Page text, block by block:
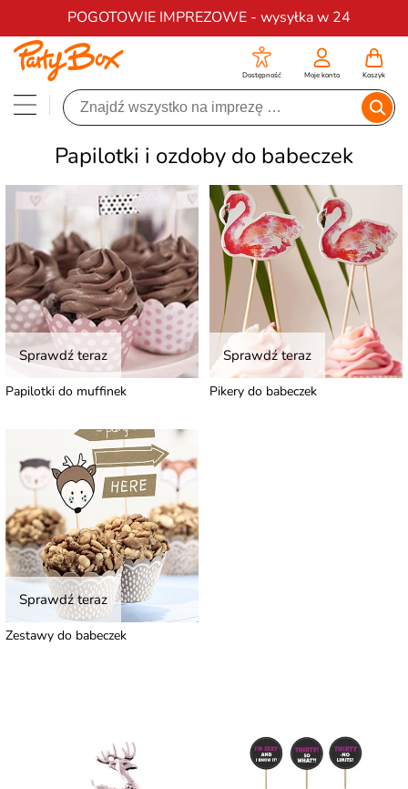
POGOTOWIE IMPREZOWE - wysyłka w 24
Darmowa dostawa na zamówienia od 200 zł
Dostępność Moje konto Koszyk
Papilotki i ozdoby do babeczek
Sprawdź teraz
Papilotki do muffinek
Sprawdź teraz
Pikery do babeczek
Sprawdź teraz
Zestawy do babeczek